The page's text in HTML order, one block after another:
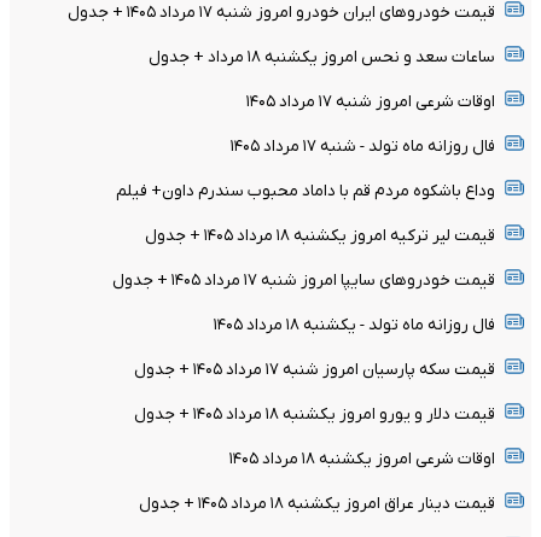
قیمت خودرو‌های ایران خودرو امروز شنبه ۱۷ مرداد ۱۴۰۵ + جدول
ساعات سعد و نحس امروز یکشنبه ۱۸ مرداد + جدول
اوقات شرعی امروز شنبه ۱۷ مرداد ۱۴۰۵
فال روزانه ماه تولد - شنبه ۱۷ مرداد ۱۴۰۵
وداع باشکوه مردم قم با داماد محبوب سندرم داون+ فیلم
قیمت لیر ترکیه امروز یکشنبه ۱۸ مرداد ۱۴۰۵ + جدول
قیمت خودرو‌های سایپا امروز شنبه ۱۷ مرداد ۱۴۰۵ + جدول
فال روزانه ماه تولد - یکشنبه ۱۸ مرداد ۱۴۰۵
قیمت سکه پارسیان امروز شنبه ۱۷ مرداد ۱۴۰۵ + جدول
قیمت دلار و یورو امروز یکشنبه ۱۸ مرداد ۱۴۰۵ + جدول
اوقات شرعی امروز یکشنبه ۱۸ مرداد ۱۴۰۵
قیمت دینار عراق امروز یکشنبه ۱۸ مرداد ۱۴۰۵ + جدول